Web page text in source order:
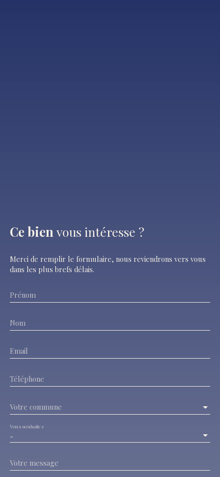
Ce bien vous intéresse ?
Merci de remplir le formulaire, nous reviendrons vers vous
dans les plus brefs délais.
Prénom
Nom
Email
Téléphone
Votre commune
-
Vous souhaitez
Votre message